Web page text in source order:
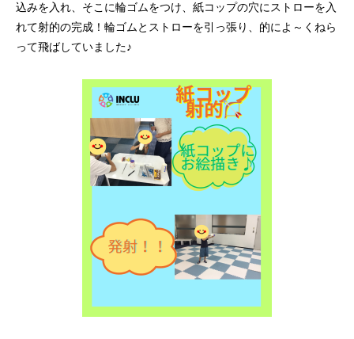
込みを入れ、そこに輪ゴムをつけ、紙コップの穴にストローを入
れて射的の完成！輪ゴムとストローを引っ張り、的によ～くねら
って飛ばしていました♪